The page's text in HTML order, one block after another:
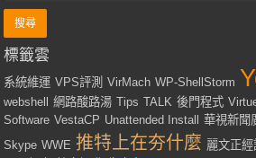
標籤雲
系統維運 VPS評測 VirMach WP-ShellStorm
webshell
網路酸路湯 Tips TALK 後門程式
Software VestaCP Unattended Install 華視新聞
Skype WWE 推特上在夯什麼 麗文正經